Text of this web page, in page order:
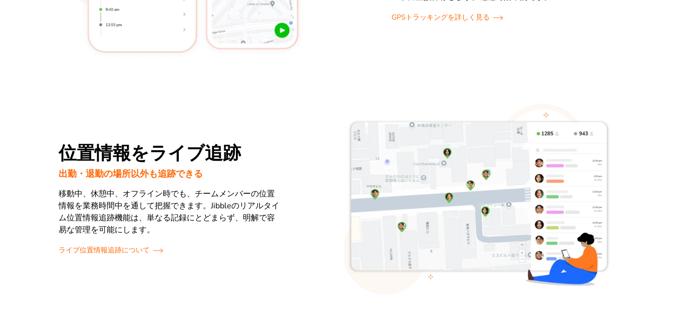
GPSトラッキングを詳しく見る
位置情報をライブ追跡
出勤・退勤の場所以外も追跡できる
移動中、休憩中、オフライン時でも、チームメンバーの位置
情報を業務時間中を通して把握できます。Jibbleのリアルタイ
ム位置情報追跡機能は、単なる記録にとどまらず、明解で容
易な管理を可能にします。
ライブ位置情報追跡について